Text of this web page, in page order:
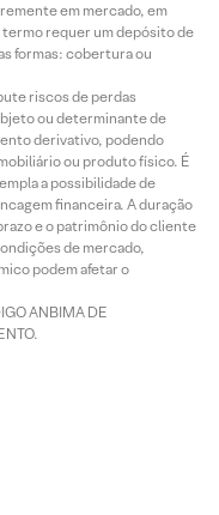
em mercado, em
termo requer um depósito de
formas: cobertura ou
riscos de perdas
ou determinante de
derivativo, podendo
ou produto físico. É
a possibilidade de
financeira. A duração
e o patrimônio do cliente
de mercado,
podem afetar o
ANBIMA DE